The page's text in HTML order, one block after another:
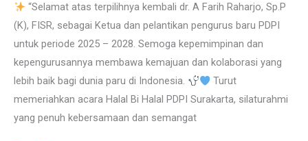
“Selamat atas terpilihnya kembali dr. A Farih Raharjo, Sp.P
(K), FISR, sebagai Ketua dan pelantikan pengurus baru PDPI
untuk periode 2025 – 2028. Semoga kepemimpinan dan
kepengurusannya membawa kemajuan dan kolaborasi yang
lebih baik bagi dunia paru di Indonesia.
Turut
memeriahkan acara Halal Bi Halal PDPI Surakarta, silaturahmi
yang penuh kebersamaan dan semangat
dan
Halal
Bi
Halal
PDPI
Surakarta